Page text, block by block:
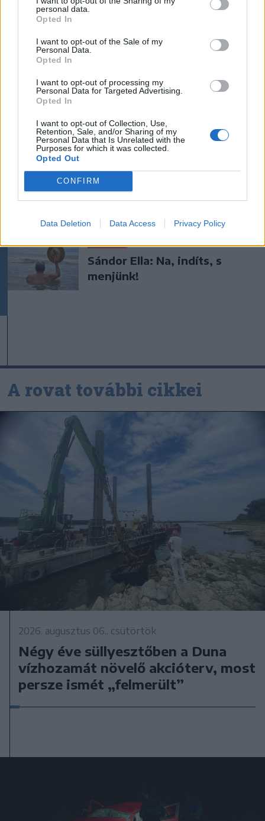
personal data.
Opted In
I want to opt-out of the Sale of my
Personal Data.
Opted In
I want to opt-out of processing my
Personal Data for Targeted Advertising.
Opted In
I want to opt-out of Collection, Use,
Retention, Sale, and/or Sharing of my
Personal Data that Is Unrelated with the
Purposes for which it was collected.
Opted Out
CONFIRM
Data Deletion Data Access Privacy Policy
mezőgazdasági úti vitából
Életét vesztette két halász,
akiket villámcsapás ért a
Székely Sport
román és a magyar sajtó,
válogatott meghívót
Sándor Ella: Na, indíts, s
menjünk!
A rovat további cikkei
2026. augusztus 06., csütörtök
Négy éve süllyesztőben a Duna
vízhozamát növelő akcióterv, most
persze ismét „felmerült”